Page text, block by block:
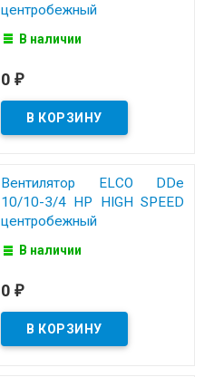
центробежный
В наличии
0 ₽
Вентилятор ELCO DDe
10/10-3/4 HP HIGH SPEED
центробежный
В наличии
0 ₽